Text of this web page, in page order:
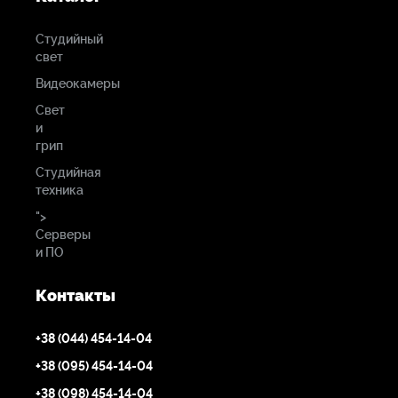
Макс. увеличение …………………
Оптическая схема ………………… 14 элементов в 11 группах
Управление фокусом …………… Автофокус / ручное
Стабилизация изображения ….... НЕТ
Диаметр фильтра ………………... НЕТ
Размеры (
Вес ………………………………... 534 Г
Студийный
свет
Видеокамеры
Свет
и
грип
Студийная
техника
">
Серверы
и ПО
Контакты
+38 (044) 454-14-04
+38 (095) 454-14-04
+38 (098) 454-14-04